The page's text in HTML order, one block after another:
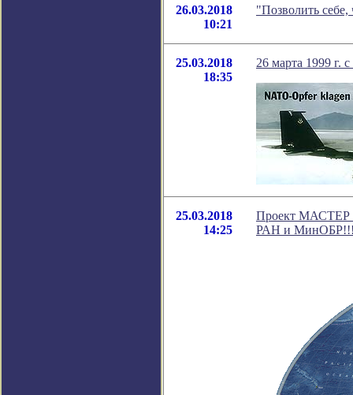
26.03.2018
10:21
"Позволить
25.03.2018
18:35
26 марта 1999 г.
25.03.2018
14:25
Проект МАСТЕР
РАН и